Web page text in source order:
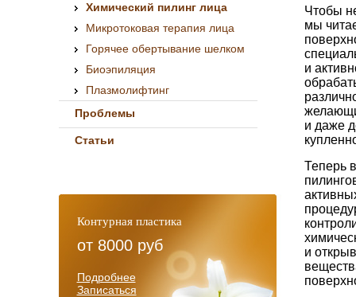
Химический пилинг лица
Микротоковая терапия лица
Горячее обертывание шелком
Биоэпиляция
Плазмолифтинг
Проблемы
Статьи
Контурная пластика
от 8000 руб
Подробнее
Записаться
Чтобы
мы
и
и даже
Теперь
и